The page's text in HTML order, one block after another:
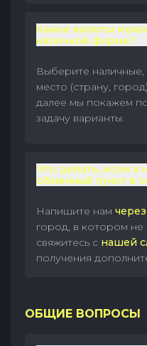
Какие валюты
наличной форме?
Выберите наличные,
место (страну,
далее мы покажем
задачу варианты.
Что делать, если я
обменный пункт в
Напишите нам
город, в котором не
свяжитесь с нашей
получения
ОБЩИЕ ВОПРОСЫ